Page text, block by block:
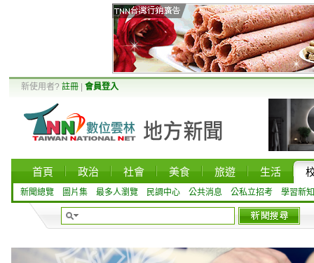
新使用者? 註冊 會員登入
首頁 政治 社會 美食 旅遊 生活
新聞總覽 圖片集 最多人瀏覽 民調中心 公共消息 公私立招考 學習新知